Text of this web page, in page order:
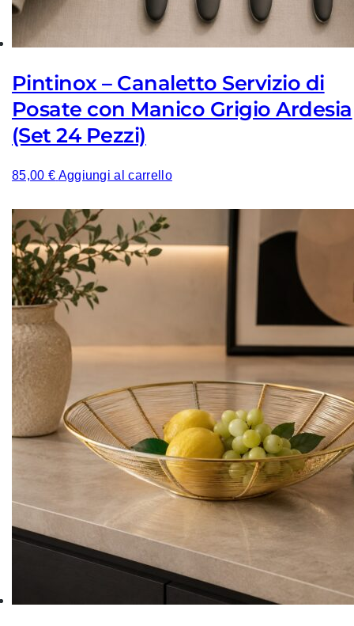
Pintinox – Canaletto Servizio di
Posate con Manico Grigio Ardesia
(Set 24 Pezzi)
85,00 € Aggiungi al carrello